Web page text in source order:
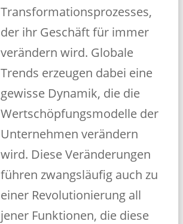
Transformationsprozesses,
der ihr Geschäft für immer
verändern wird. Globale
Trends erzeugen dabei eine
gewisse Dynamik, die die
Wertschöpfungsmodelle der
Unternehmen verändern
wird. Diese Veränderungen
führen zwangsläufig auch zu
einer Revolutionierung all
jener Funktionen, die diese